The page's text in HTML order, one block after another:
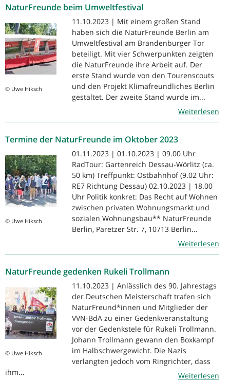
NaturFreunde beim Umweltfestival
© Uwe Hiksch
11.10.2023 | Mit einem großen Stand
haben sich die NaturFreunde Berlin am
Umweltfestival am Brandenburger Tor
beteiligt. Mit vier Schwerpunkten zeigten
die NaturFreunde ihre Arbeit auf. Der
erste Stand wurde von den Tourenscouts
und den Projekt Klimafreundliches Berlin
gestaltet. Der zweite Stand wurde im...
Weiterlesen
Termine der NaturFreunde im Oktober 2023
© Uwe Hiksch
01.11.2023 | 01.10.2023 | 09.00 Uhr
RadTour: Gartenreich Dessau-Wörlitz (ca.
50 km) Treffpunkt: Ostbahnhof (9.02 Uhr:
RE7 Richtung Dessau) 02.10.2023 | 18.00
Uhr Politik konkret: Das Recht auf Wohnen
zwischen privaten Wohnungsmarkt und
sozialen Wohnungsbau** NaturFreunde
Berlin, Paretzer Str. 7, 10713 Berlin...
Weiterlesen
NaturFreunde gedenken Rukeli Trollmann
© Uwe Hiksch
11.10.2023 | Anlässlich des 90. Jahrestags
der Deutschen Meisterschaft trafen sich
NaturFreund*innen und Mitglieder der
VVN-BdA zu einer Gedenkveranstaltung
vor der Gedenkstele für Rukeli Trollmann.
Johann Trollmann gewann den Boxkampf
im Halbschwergewicht. Die Nazis
verlangten jedoch vom Ringrichter, dass
ihm...
Weiterlesen